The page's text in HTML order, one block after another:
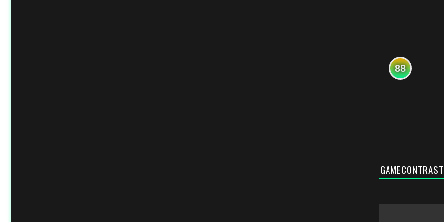
88